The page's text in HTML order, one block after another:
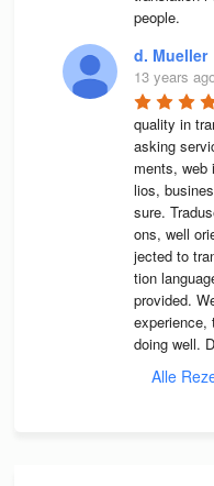
people.
d. Mueller
13 years
qua­lity in
asking
ments,
lios,
sure.
ons, well
jec­ted to
tion
pro­vi­ded.
expe­ri­ence,
doing well.
Alle